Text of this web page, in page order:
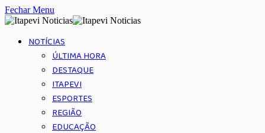
Fechar Menu
NOTÍCIAS
ÚLTIMA HORA
DESTAQUE
ITAPEVI
ESPORTES
REGIÃO
EDUCAÇÃO